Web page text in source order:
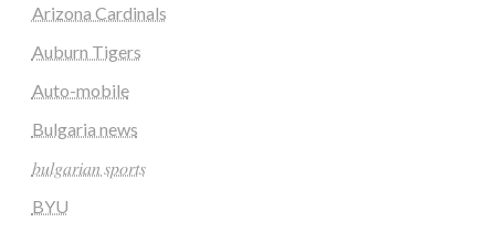
Arizona Cardinals
Auburn Tigers
Auto-mobile
Bulgaria news
𝑏𝑢𝑙𝑔𝑎𝑟𝑖𝑎𝑛 𝑠𝑝𝑜𝑟𝑡𝑠
BYU